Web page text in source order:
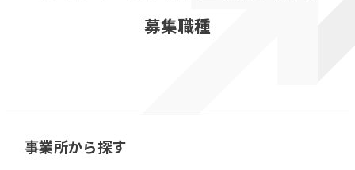
訪問看護リハビリステーション癒々
福祉用具プランナー癒々
募集職種
事業所から探す